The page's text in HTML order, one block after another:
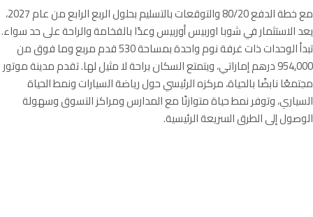
مع خطة الدفع 80/20 والتوقعات بالتسليم بحلول الربع الرابع من عام 2027،
يعد الاستثمار في شوبا اوربيس أوربيس وعدًا بالفخامة والراحة على حد سواء.
تبدأ الوحدات ذات غرفة نوم واحدة بمساحة 530 قدم مربع وما فوق من
954,000 درهم إماراتي، ويتمتع السكان براحة لا مثيل لها. تقدم مدينة موتور
مجتمعًا نابضًا بالحياة، مركزه الرئيسي حول رياضة السيارات ونمط الحياة
السياري، وتوفر نمط حياة متوازنًا مع المدارس ومراكز التسوق وسهولة
الوصول إلى الطرق السريعة الرئيسية.